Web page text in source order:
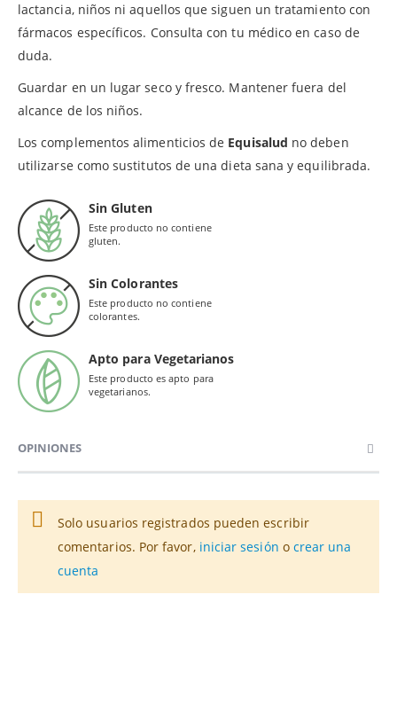
lactancia, niños ni aquellos que siguen un tratamiento con
fármacos específicos. Consulta con tu médico en caso de
duda.
Guardar en un lugar seco y fresco. Mantener fuera del
alcance de los niños.
Los complementos alimenticios de Equisalud no deben
utilizarse como sustitutos de una dieta sana y equilibrada.
Sin Gluten
Este producto no contiene
gluten.
Sin Colorantes
Este producto no contiene
colorantes.
Apto para Vegetarianos
Este producto es apto para
vegetarianos.
OPINIONES
Solo usuarios registrados pueden escribir
comentarios. Por favor, iniciar sesión o crear una
cuenta